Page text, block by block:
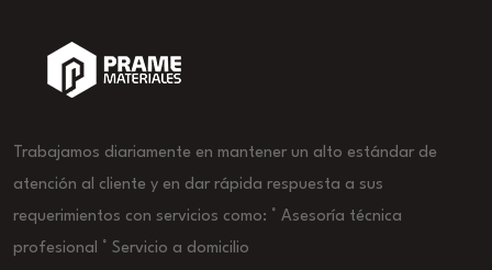
Trabajamos diariamente en mantener un alto estándar de
atención al cliente y en dar rápida respuesta a sus
requerimientos con servicios como: ° Asesoría técnica
profesional ° Servicio a domicilio